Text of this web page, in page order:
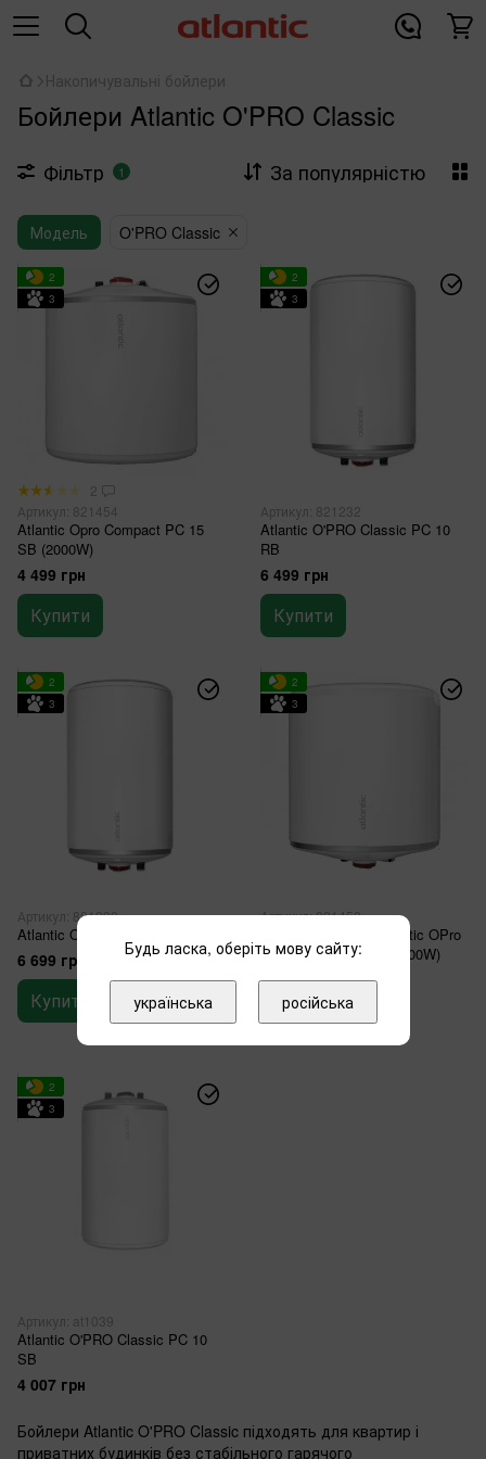
Накопичувальні бойлери
Бойлери Atlantic O'PRO Classic
Фільтр 1 За популярністю
Модель O'PRO Classic
2
3
2
Артикул: 821454
Atlantic Opro Compact PC 15
SB (2000W)
4 499 грн
Купити
2
3
Артикул: 821232
Atlantic O'PRO Classic PC 10
RB
6 499 грн
Купити
2
3
Артикул: 821230
Atlantic O'PRO Classic PC 15 R
6 699 грн
Купити
2
3
Артикул: 821453
Бойлер Модель: Atlantic OPro
Compact PC 15 RB (1600W)
4 399 грн
Купити
2
3
Артикул: at1039
Atlantic O'PRO Classic PC 10
SB
4 007 грн
Бойлери Atlantic O'PRO Classic підходять для квартир і
приватних будинків без стабільного гарячого
Будь ласка, оберіть мову сайту:
українська російська